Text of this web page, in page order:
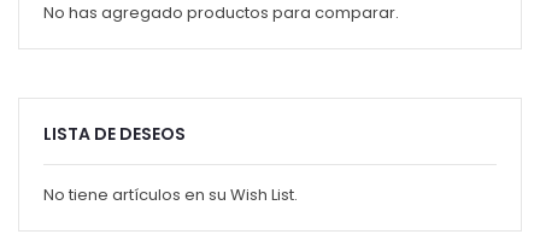
No has agregado productos para comparar.
LISTA DE DESEOS
No tiene artículos en su Wish List.